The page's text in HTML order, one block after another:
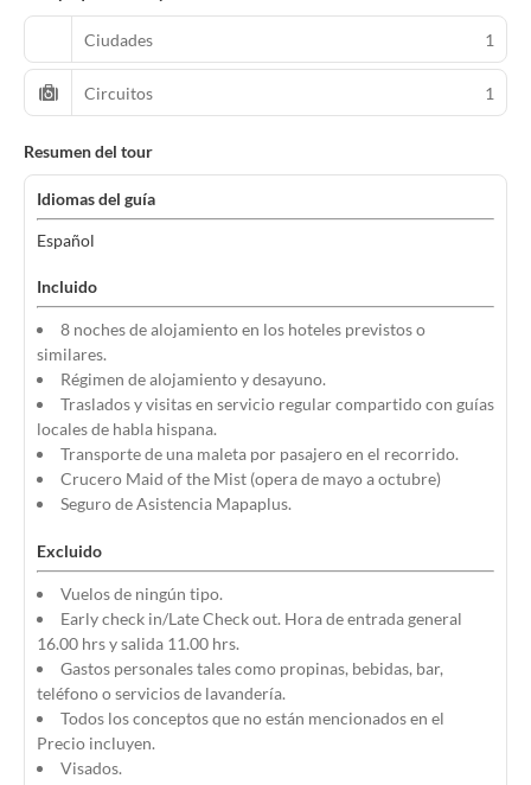
Ciudades 1
Circuitos 1
Resumen del tour
Idiomas del guía
Español
Incluido
8 noches de alojamiento en los hoteles previstos o
similares.
Régimen de alojamiento y desayuno.
Traslados y visitas en servicio regular compartido con guías
locales de habla hispana.
Transporte de una maleta por pasajero en el recorrido.
Crucero Maid of the Mist (opera de mayo a octubre)
Seguro de Asistencia Mapaplus.
Excluido
Vuelos de ningún tipo.
Early check in/Late Check out. Hora de entrada general
16.00 hrs y salida 11.00 hrs.
Gastos personales tales como propinas, bebidas, bar,
teléfono o servicios de lavandería.
Todos los conceptos que no están mencionados en el
Precio incluyen.
Visados.